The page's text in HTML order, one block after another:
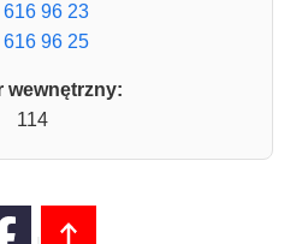
616 96 23
616 96 25
wewnętrzny:
114